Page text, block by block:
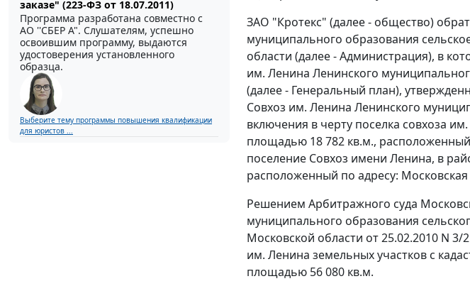
заказе" (223-ФЗ от 18.07.2011)
Программа разработана совместно с
АО ''СБЕР А". Слушателям, успешно
освоившим программу, выдаются
удостоверения установленного
образца.
Выберите тему программы повышения квалификации
для юристов ...
ЗАО "Кротекс" (далее - общество)
муниципального образования
области (далее - Администрация), в
им. Ленина Ленинского
(далее - Генеральный план),
Совхоз им. Ленина Ленинского
включения в черту поселка совхоза
площадью 18 782 кв.м.,
поселение Совхоз имени Ленина, в
расположенный по адресу:
Решением Арбитражного суда
муниципального образования
Московской области от 25.02.2010 N
им. Ленина земельных участков с
площадью 56 080 кв.м.